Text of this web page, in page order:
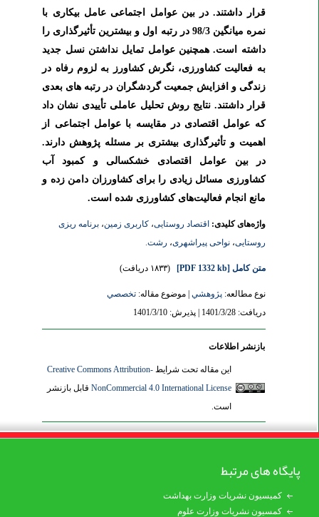
قرار داشتند. در بین عوامل اجتماعی عامل بیکاری با
نمره میانگین 98/3 در رتبه اول و بیشترین تأثیرگذاری را
داشته است. همچنین عوامل تمایل نداشتن نسل جدید
به فعالیت کشاورزی، نگرش کشاورز به لزوم رفاه در
زندگی و افزایش جمعیت گردشگران در رتبه های بعدی
قرار داشتند. نتایج روش تحلیل عاملی تأییدی نشان داد
کهعوامل اقتصادی در مقایسه با عوامل اجتماعی از
اهمیت و تأثیرگذاری بیشتری بر مسئله پژوهش دارند.
در بین عوامل اقتصادی خشکسالی و کمبود آب
کشاورزی مسائل زیادی را برای کشاورزان دامن زده و
مانع انجام فعالیت‌های کشاورزی شده است.
واژه‌های کلیدی:اقتصاد روستایی، کاربری زمین،برنامه ریزی
روستایی، نواحی پیراشهری،رشت.
متن کامل[PDF 1332 kb] (۱۸۳۳ دریافت)
نوع مطالعه:پژوهشي| موضوع مقاله:تخصصي
دریافت: 1401/3/28 | پذیرش: 1401/3/10
بازنشر اطلاعات
این مقاله تحت شرایطCreative Commons Attribution-
NonCommercial 4.0 International Licenseقابل بازنشر
است.
پایگاه های مرتبط
کمیسیون نشریات وزارت بهداشت
کمسیون نشریات وزارت علوم